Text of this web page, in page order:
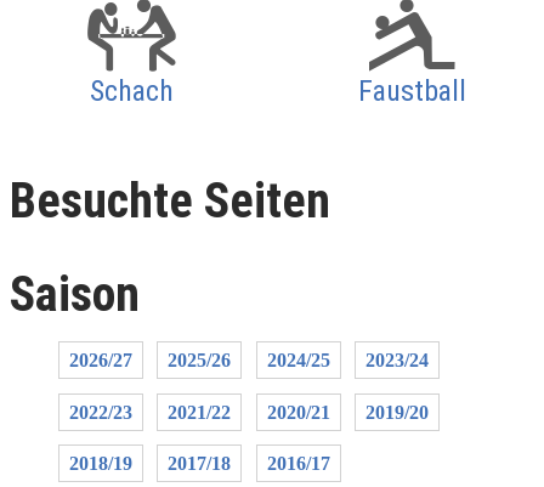
Schach Faustball
Besuchte Seiten
Saison
2026/27 2025/26 2024/25 2023/24
2022/23 2021/22 2020/21 2019/20
2018/19 2017/18 2016/17